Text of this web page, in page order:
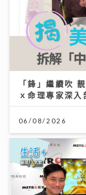
「鋒」繼續吹
ｘ命理專家深
06/08/2026